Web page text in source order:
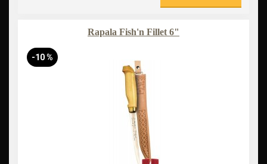
Rapala Fish'n Fillet 6"
-10 %